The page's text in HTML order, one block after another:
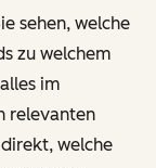
sehen, welche
zu welchem
im
relevanten
welche